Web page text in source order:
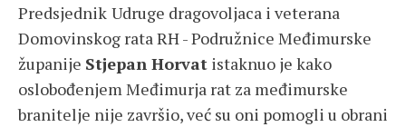
Predsjednik Udruge dragovoljaca i veterana
Domovinskog rata RH - Podružnice Međimurske
županije Stjepan Horvat istaknuo je kako
oslobođenjem Međimurja rat za međimurske
branitelje nije završio, već su oni pomogli u obrani